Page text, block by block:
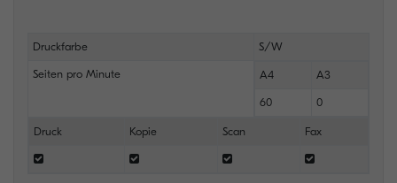
Druckfarbe S/W
Seiten pro Minute A4 A3
60 0
Druck Kopie Scan Fax